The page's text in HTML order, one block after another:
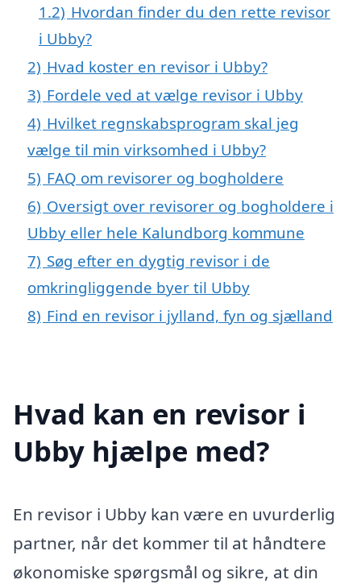
1.2) Hvordan finder du den rette revisor
i Ubby?
2) Hvad koster en revisor i Ubby?
3) Fordele ved at vælge revisor i Ubby
4) Hvilket regnskabsprogram skal jeg
vælge til min virksomhed i Ubby?
5) FAQ om revisorer og bogholdere
6) Oversigt over revisorer og bogholdere i
Ubby eller hele Kalundborg kommune
7) Søg efter en dygtig revisor i de
omkringliggende byer til Ubby
8) Find en revisor i jylland, fyn og sjælland
Hvad kan en revisor i
Ubby hjælpe med?
En revisor i Ubby kan være en uvurderlig
partner, når det kommer til at håndtere
økonomiske spørgsmål og sikre, at din